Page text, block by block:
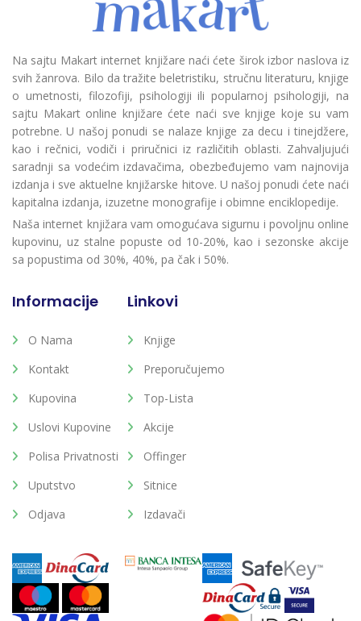
Na sajtu Makart internet knjižare naći ćete širok izbor naslova iz
svih žanrova. Bilo da tražite beletristiku, stručnu literaturu, knjige
o umetnosti, filozofiji, psihologiji ili popularnoj psihologiji, na
sajtu Makart online knjižare ćete naći sve knjige koje su vam
potrebne. U našoj ponudi se nalaze knjige za decu i tinejdžere,
kao i rečnici, vodiči i priručnici iz različitih oblasti. Zahvaljujući
saradnji sa vodećim izdavačima, obezbeđujemo vam najnovija
izdanja i sve aktuelne knjižarske hitove. U našoj ponudi ćete naći
kapitalna izdanja, izuzetne monografije i obimne enciklopedije.
Naša internet knjižara vam omogućava sigurnu i povoljnu online
kupovinu, uz stalne popuste od 10-20%, kao i sezonske akcije
sa popustima od 30%, 40%, pa čak i 50%.
Informacije
O Nama
Kontakt
Kupovina
Uslovi Kupovine
Polisa Privatnosti
Uputstvo
Odjava
Linkovi
Knjige
Preporučujemo
Top-Lista
Akcije
Offinger
Sitnice
Izdavači